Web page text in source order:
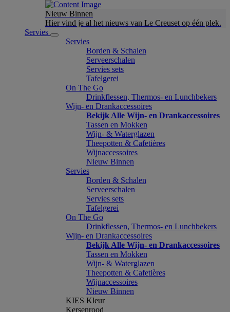
Nieuw Binnen
Hier vind je al het nieuws van Le Creuset op één plek.
Servies
Servies
Borden & Schalen
Serveerschalen
Servies sets
Tafelgerei
On The Go
Drinkflessen, Thermos- en Lunchbekers
Wijn- en Drankaccessoires
Bekijk Alle Wijn- en Drankaccessoires
Tassen en Mokken
Wijn- & Waterglazen
Theepotten & Cafetières
Wijnaccessoires
Nieuw Binnen
Servies
Borden & Schalen
Serveerschalen
Servies sets
Tafelgerei
On The Go
Drinkflessen, Thermos- en Lunchbekers
Wijn- en Drankaccessoires
Bekijk Alle Wijn- en Drankaccessoires
Tassen en Mokken
Wijn- & Waterglazen
Theepotten & Cafetières
Wijnaccessoires
Nieuw Binnen
KIES Kleur
Kersenrood